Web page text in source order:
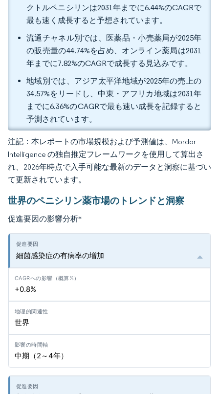
クトルペニシリンは2031年までに6.44%のCAGRで
最も速く成長すると予想されています。
流通チャネル別では、医薬品・小売薬局が2025年
の販売量の44.74%を占め、オンライン薬局は2031
年までに7.82%のCAGRで成長する見込みです。
地域別では、アジア太平洋地域が2025年の売上の
34.57%をリードし、中東・アフリカ地域は2031年
までに6.36%のCAGRで最も速い成長を記録すると
予測されています。
注記：本レポートの市場規模および予測値は、Mordor
Intelligence の独自推定フレームワークを使用して算出さ
れ、2026年時点で入手可能な最新のデータと洞察に基づい
て更新されています。
世界のペニシリン薬市場のトレンドと洞察
促進要因の影響分析*
細菌感染症の有病率の増加
+0.8%
世界
中期（2～4年）